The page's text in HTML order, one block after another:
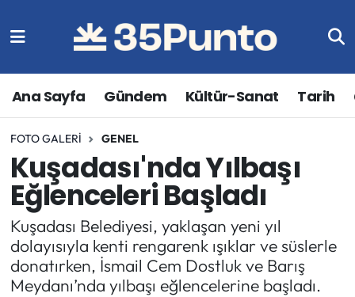
Ana Sayfa Gündem Kültür-Sanat Tarih
FOTO GALERI GENEL
Kuşadası'nda Yılbaşı
Eğlenceleri Başladı
Kuşadası Belediyesi, yaklaşan yeni yıl
dolayısıyla kenti rengarenk ışıklar ve süslerle
donatırken, İsmail Cem Dostluk ve Barış
Meydanı’nda yılbaşı eğlencelerine başladı.